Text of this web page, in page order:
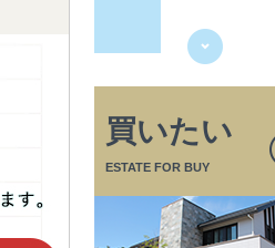
買いたい
ESTATE FOR BUY